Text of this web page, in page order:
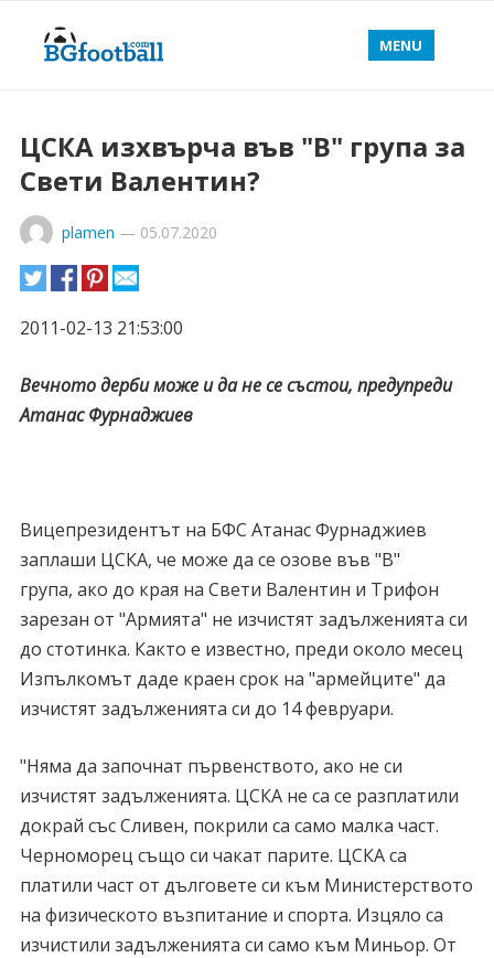
MENU
ЦСКА изхвърча във "В" група за
Свети Валентин?
plamen — 05.07.2020
2011-02-13 21:53:00
Вечното дерби може и да не се състои, предупреди
Атанас Фурнаджиев
Вицепрезидентът на БФС Атанас Фурнаджиев
заплаши ЦСКА, че може да се озове във "В"
група, ако до края на Свети Валентин и Трифон
зарезан от "Армията" не изчистят задълженията си
до стотинка. Както е известно, преди около месец
Изпълкомът даде краен срок на "армейците" да
изчистят задълженията си до 14 февруари.
"Няма да започнат първенството, ако не си
изчистят задълженията. ЦСКА не са се разплатили
докрай със Сливен, покрили са само малка част.
Черноморец също си чакат парите. ЦСКА са
платили част от дълговете си към Министерството
на физическото възпитание и спорта. Изцяло са
изчистили задълженията си само към Миньор. От